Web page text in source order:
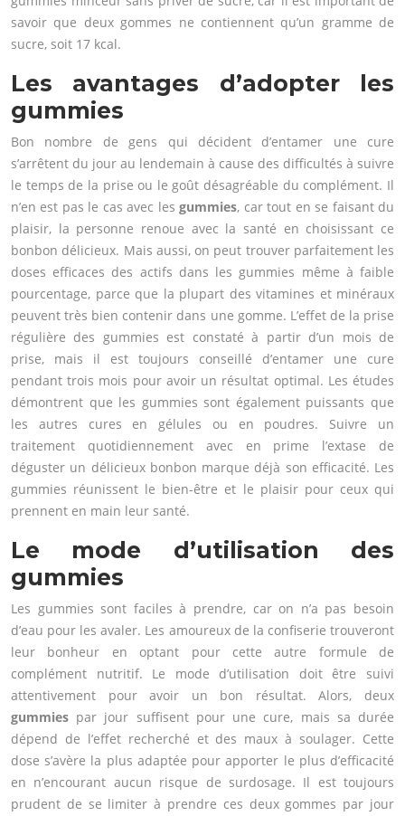
savoir que deux gommes ne contiennent qu’un gramme de
sucre, soit 17 kcal.
Les avantages d’adopter les
gummies
Bon nombre de gens qui décident d’entamer une cure
s’arrêtent du jour au lendemain à cause des difficultés à suivre
le temps de la prise ou le goût désagréable du complément. Il
n’en est pas le cas avec lesgummies, car tout en se faisant du
plaisir, la personne renoue avec la santé en choisissant ce
bonbon délicieux. Mais aussi, on peut trouver parfaitement les
doses efficaces des actifs dans les gummies même à faible
pourcentage, parce que la plupart des vitamines et minéraux
peuvent très bien contenir dans une gomme. L’effet de la prise
régulière des gummies est constaté à partir d’un mois de
prise, mais il est toujours conseillé d’entamer une cure
pendant trois mois pour avoir un résultat optimal. Les études
démontrent que les gummies sont également puissants que
les autres cures en gélules ou en poudres. Suivre un
traitement quotidiennement avec en prime l’extase de
déguster un délicieux bonbon marque déjà son efficacité. Les
gummies réunissent le bien-être et le plaisir pour ceux qui
prennent en main leur santé.
Le mode d’utilisation des
gummies
Les gummies sont faciles à prendre, car on n’a pas besoin
d’eau pour les avaler. Les amoureux de la confiserie trouveront
leur bonheur en optant pour cette autre formule de
complément nutritif. Le mode d’utilisation doit être suivi
attentivement pour avoir un bon résultat. Alors, deux
gummies par jour suffisent pour une cure, mais sa durée
dépend de l’effet recherché et des maux à soulager. Cette
dose s’avère la plus adaptée pour apporter le plus d’efficacité
en n’encourant aucun risque de surdosage. Il est toujours
prudent de se limiter à prendre ces deux gommes par jour